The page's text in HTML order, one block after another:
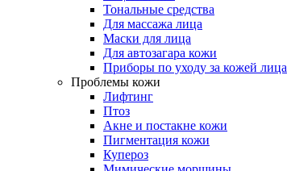
Тональные средства
Для массажа лица
Маски для лица
Для автозагара кожи
Приборы по уходу за кожей лица
Проблемы кожи
Лифтинг
Птоз
Акне и постакне кожи
Пигментация кожи
Купероз